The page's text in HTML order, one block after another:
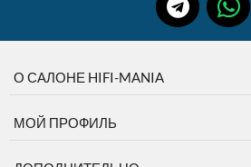
О САЛОНЕ HIFI-MANIA
МОЙ ПРОФИЛЬ